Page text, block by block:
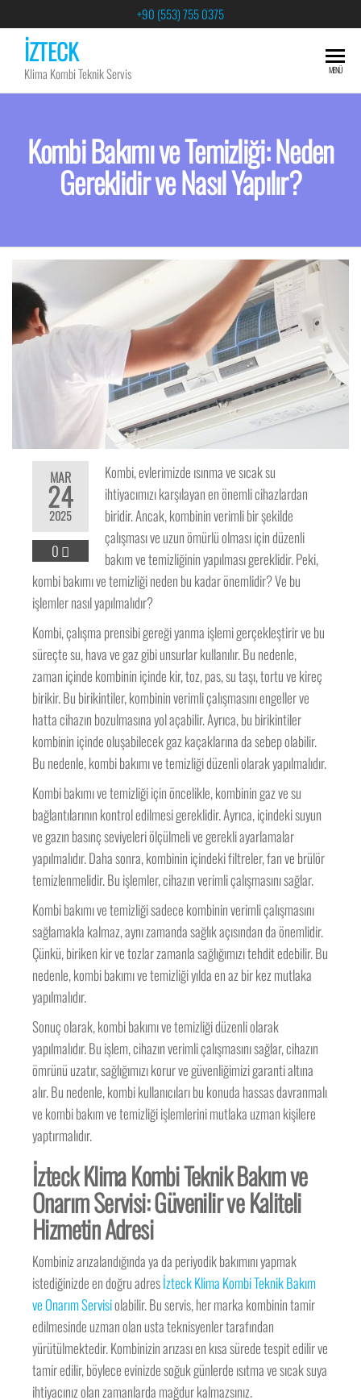
+90 (553) 755 0375
İZTECK
Klima Kombi Teknik Servis MENÜ
Kombi Bakımı ve Temizliği: Neden
Gereklidir ve Nasıl Yapılır?
MAR
24
2025
0
Kombi, evlerimizde ısınma ve sıcak su
ihtiyacımızı karşılayan en önemli cihazlardan
biridir. Ancak, kombinin verimli bir şekilde
çalışması ve uzun ömürlü olması için düzenli
bakım ve temizliğinin yapılması gereklidir. Peki,
kombi bakımı ve temizliği neden bu kadar önemlidir? Ve bu
işlemler nasıl yapılmalıdır?
Kombi, çalışma prensibi gereği yanma işlemi gerçekleştirir ve bu
süreçte su, hava ve gaz gibi unsurlar kullanılır. Bu nedenle,
zaman içinde kombinin içinde kir, toz, pas, su taşı, tortu ve kireç
birikir. Bu birikintiler, kombinin verimli çalışmasını engeller ve
hatta cihazın bozulmasına yol açabilir. Ayrıca, bu birikintiler
kombinin içinde oluşabilecek gaz kaçaklarına da sebep olabilir.
Bu nedenle, kombi bakımı ve temizliği düzenli olarak yapılmalıdır.
Kombi bakımı ve temizliği için öncelikle, kombinin gaz ve su
bağlantılarının kontrol edilmesi gereklidir. Ayrıca, içindeki suyun
ve gazın basınç seviyeleri ölçülmeli ve gerekli ayarlamalar
yapılmalıdır. Daha sonra, kombinin içindeki filtreler, fan ve brülör
temizlenmelidir. Bu işlemler, cihazın verimli çalışmasını sağlar.
Kombi bakımı ve temizliği sadece kombinin verimli çalışmasını
sağlamakla kalmaz, aynı zamanda sağlık açısından da önemlidir.
Çünkü, biriken kir ve tozlar zamanla sağlığımızı tehdit edebilir. Bu
nedenle, kombi bakımı ve temizliği yılda en az bir kez mutlaka
yapılmalıdır.
Sonuç olarak, kombi bakımı ve temizliği düzenli olarak
yapılmalıdır. Bu işlem, cihazın verimli çalışmasını sağlar, cihazın
ömrünü uzatır, sağlığımızı korur ve güvenliğimizi garanti altına
alır. Bu nedenle, kombi kullanıcıları bu konuda hassas davranmalı
ve kombi bakım ve temizliği işlemlerini mutlaka uzman kişilere
yaptırmalıdır.
İzteck Klima Kombi Teknik Bakım ve
Onarım Servisi: Güvenilir ve Kaliteli
Hizmetin Adresi
Kombiniz arızalandığında ya da periyodik bakımını yapmak
istediğinizde en doğru adresİzteck Klima Kombi Teknik Bakım
ve Onarım Servisiolabilir. Bu servis, her marka kombinin tamir
edilmesinde uzman olan usta teknisyenler tarafından
yürütülmektedir. Kombinizin arızası en kısa sürede tespit edilir ve
tamir edilir, böylece evinizde soğuk günlerde ısıtma ve sıcak suya
ihtiyacınız olan zamanlarda mağdur kalmazsınız.